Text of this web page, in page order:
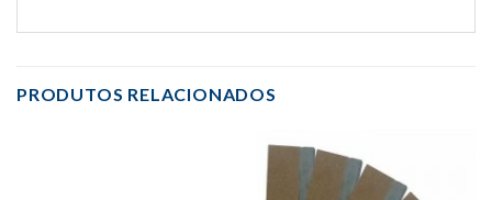
PRODUTOS RELACIONADOS